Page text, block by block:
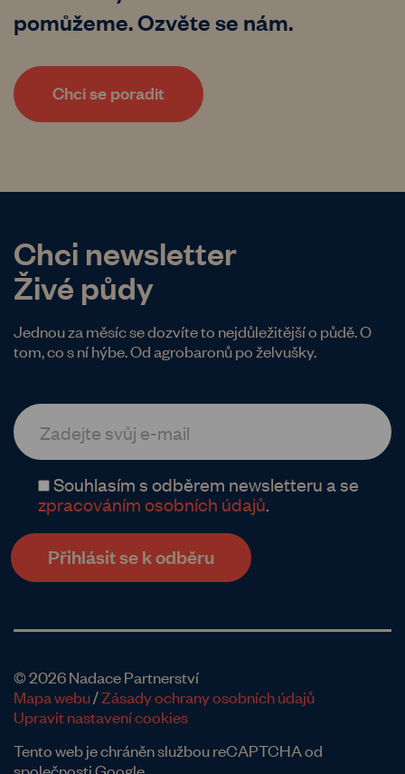
pomůžeme. Ozvěte se nám.
Chci se poradit
Chci newsletter
Živé půdy
Jednou za měsíc se dozvíte to nejdůležitější o půdě. O
tom, co s ní hýbe. Od agrobaronů po želvušky.
Souhlasím s odběrem newsletteru a se
zpracováním osobních údajů.
© 2026 Nadace Partnerství
Mapa webu/Zásady ochrany osobních údajů
Upravit nastavení cookies
Tento web je chráněn službou reCAPTCHA od
společnosti Google.